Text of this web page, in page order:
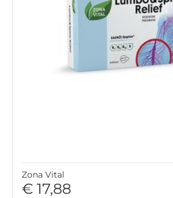
Zona Vital
€ 17,88